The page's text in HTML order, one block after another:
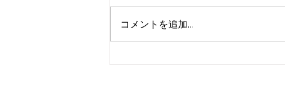
コメントを追加…